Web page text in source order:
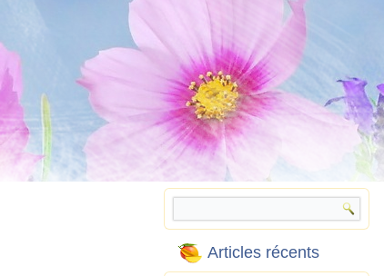
Articles récents